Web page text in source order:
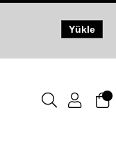
Yükle